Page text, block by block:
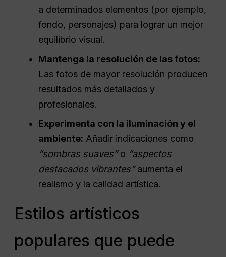
a determinados elementos (por ejemplo,
fondo, personajes) para lograr un mejor
equilibrio visual.
Mantenga la resolución de las fotos:
Las fotos de mayor resolución producen
resultados más detallados y
profesionales.
Experimenta con la iluminación y el
ambiente: Añadir indicaciones como
“sombras suaves”o “aspectos
destacados vibrantes”aumenta el
realismo y la calidad artística.
Estilos artísticos
populares que puede